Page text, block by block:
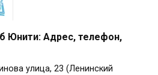
Юнити: Адрес, телефон,
улица, 23 (Ленинский